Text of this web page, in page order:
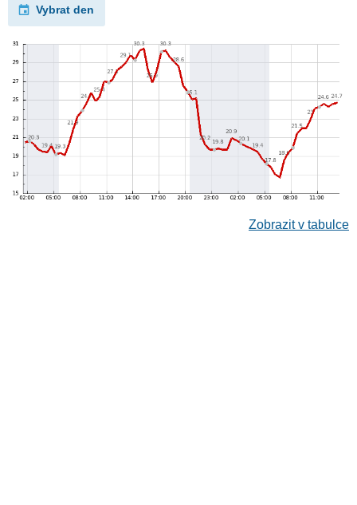
Vybrat den
Zobrazit v tabulce